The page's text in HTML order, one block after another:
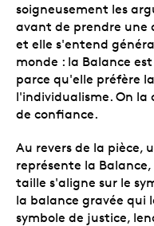
soigneusement les
avant de prendre une
et elle s'entend
monde : la Balance
parce qu'elle préfère
l'individualisme. On la
de confiance.
Au revers de la pièce,
représente la
taille s'aligne sur le
la balance gravée qui
symbole de justice,